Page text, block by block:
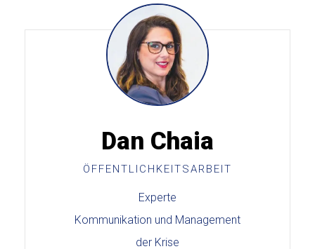
Dan Chaia
ÖFFENTLICHKEITSARBEIT
Experte
Kommunikation und Management
der Krise